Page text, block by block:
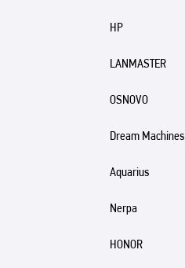
HP
LANMASTER
OSNOVO
Dream Machines
Aquarius
Nerpa
HONOR